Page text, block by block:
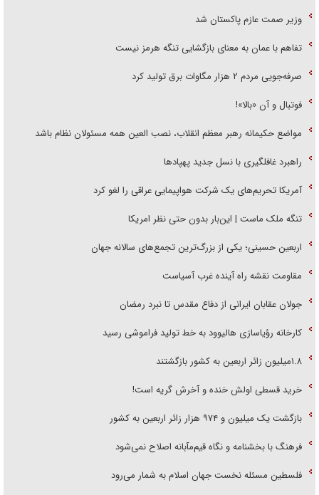
وزیر صمت عازم پاکستان شد
تفاهم با عمان به معنای بازگشایی تنگه هرمز نیست
صرفه‌جویی مردم ۲ هزار مگاوات برق تولید کرد
فوتبال و آن «بالا»!
مواضع حکیمانه رهبر معظم انقلاب، نصب العین همه مسئولان نظام باشد
راهبرد غافلگیری با نسل جدید پهپاد‌ها
آمریکا تحریم‌های یک شرکت هواپیمایی عراقی را لغو کرد
تنگه ملک ماست | این‌بار بدون حتی نظر امریکا
اربعین حسینی؛ یکی از بزرگ‌ترین تجمع‌های سالانه جهان
مقاومت نقشه راه آینده غرب آسیاست
جولان عقابان ایرانی از دفاع مقدس تا نبرد رمضان
کارخانه رؤیاسازی هالیوود به خط تولید فراموشی رسید
۱.۸میلیون زائر اربعین به کشور بازگشتند
خرید قسطی اولش خنده و آخرش گریه است!
بازگشت یک میلیون و ۹۷۴ هزار زائر اربعین به کشور
فرهنگ با بخشنامه و نگاه قیم‌مآبانه اصلاح نمی‌شود
فلسطین مسئله نخست جهان اسلام به شمار می‌رود